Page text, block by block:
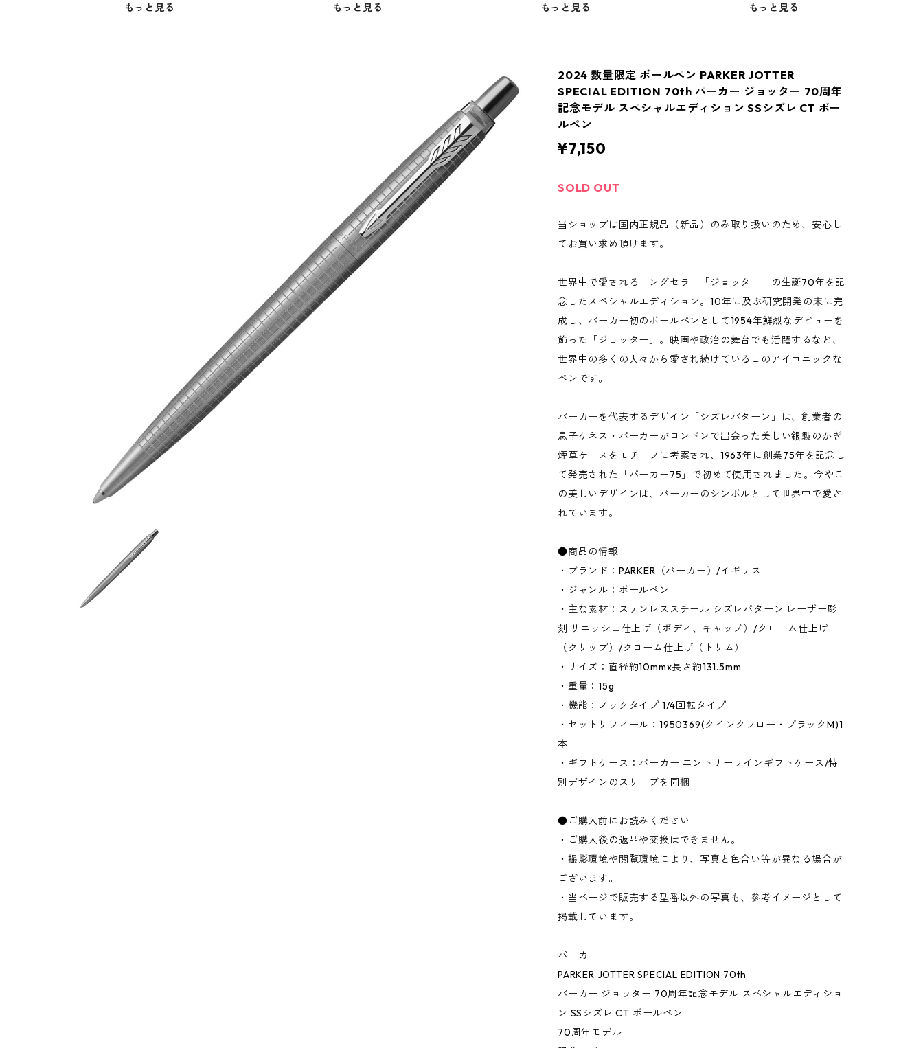
もっと見る
もっと見る
もっと見る
もっと見る
2024 数量限定 ボールペン PARKER JOTTER
SPECIAL EDITION 70th パーカー ジョッター 70周年
記念モデル スペシャルエディション SSシズレ CT ボー
ルペン
¥7,150
SOLD OUT
当ショップは国内正規品（新品）のみ取り扱いのため、安心し
てお買い求め頂けます。
世界中で愛されるロングセラー「ジョッター」の生誕70年を記
念したスペシャルエディション。10年に及ぶ研究開発の末に完
成し、パーカー初のボールペンとして1954年鮮烈なデビューを
飾った「ジョッター」。映画や政治の舞台でも活躍するなど、
世界中の多くの人々から愛され続けているこのアイコニックな
ペンです。
パーカーを代表するデザイン「シズレパターン」は、創業者の
息子ケネス・パーカーがロンドンで出会った美しい銀製のかぎ
煙草ケースをモチーフに考案され、1963年に創業75年を記念し
て発売された「パーカー75」で初めて使用されました。今やこ
の美しいデザインは、パーカーのシンボルとして世界中で愛さ
れています。
●商品の情報
・ブランド：PARKER（パーカー）/イギリス
・ジャンル：ボールペン
・主な素材：ステンレススチール シズレパターン レーザー彫
刻 リニッシュ仕上げ（ボディ、キャップ）/クローム仕上げ
（クリップ）/クローム仕上げ（トリム）
・サイズ：直径約10mmx長さ約131.5mm
・重量：15g
・機能：ノックタイプ 1/4回転タイプ
・セットリフィール：1950369(クインクフロー・ブラックM)1
本
・ギフトケース：パーカー エントリーラインギフトケース/特
別デザインのスリーブを同梱
●ご購入前にお読みください
・ご購入後の返品や交換はできません。
・撮影環境や閲覧環境により、写真と色合い等が異なる場合が
ございます。
・当ページで販売する型番以外の写真も、参考イメージとして
掲載しています。
パーカー
PARKER JOTTER SPECIAL EDITION 70th
パーカー ジョッター 70周年記念モデル スペシャルエディショ
ン SSシズレ CT ボールペン
70周年モデル